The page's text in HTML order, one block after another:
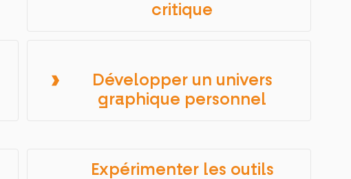
critique
Développer un univers
graphique personnel
Expérimenter les outils